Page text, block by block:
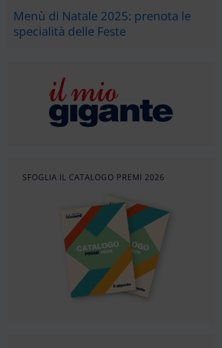
Menù di Natale 2025: prenota le
specialità delle Feste
SFOGLIA IL CATALOGO PREMI 2026